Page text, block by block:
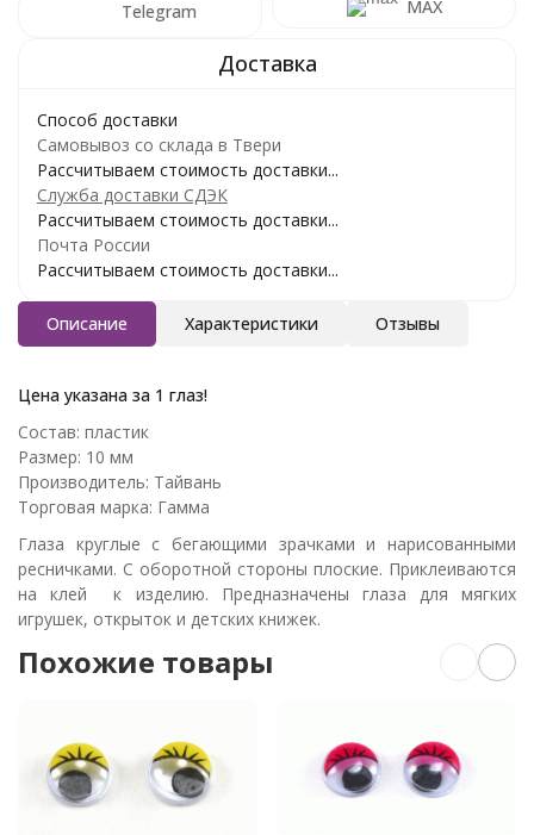
Telegram MAX
Способ доставки
Самовывоз со склада в Твери
Рассчитываем стоимость доставки...
Служба доставки СДЭК
Рассчитываем стоимость доставки...
Почта России
Рассчитываем стоимость доставки...
Описание Характеристики Отзывы
Цена указана за 1 глаз!
Состав: пластик
Размер: 10 мм
Производитель: Тайвань
Торговая марка: Гамма
Глаза круглые с бегающими зрачками и нарисованными
ресничками. С оборотной стороны плоские. Приклеиваются
на клей к изделию. Предназначены глаза для мягких
игрушек, открыток и детских книжек.
Похожие товары